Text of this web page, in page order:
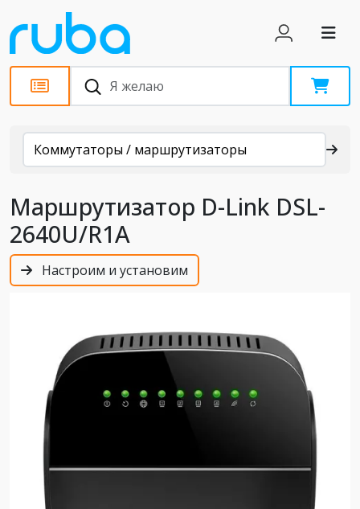
Каталог
Коммутаторы / маршрутизаторы
Маршрутизатор D-Link DSL-
2640U/R1A
Настроим и установим